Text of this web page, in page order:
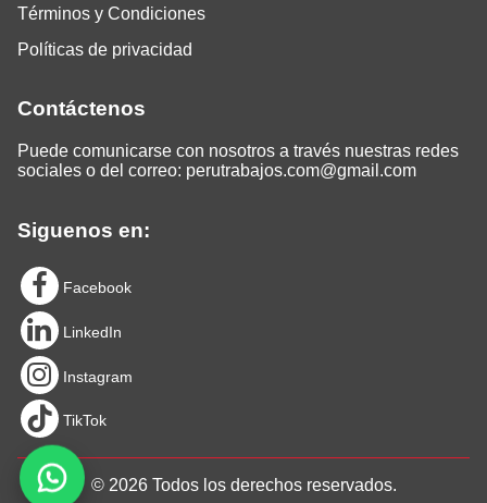
Términos y Condiciones
Políticas de privacidad
Contáctenos
Puede comunicarse con nosotros a través nuestras redes
sociales o del correo: perutrabajos.com@gmail.com
Siguenos en:
Facebook
LinkedIn
Instagram
TikTok
© 2026 Todos los derechos reservados.